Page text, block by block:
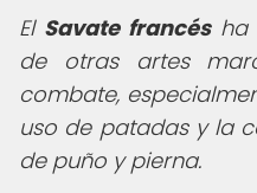
El Savate francésha
de otras artes
combate,
uso de patadas y la
de puño y pierna.